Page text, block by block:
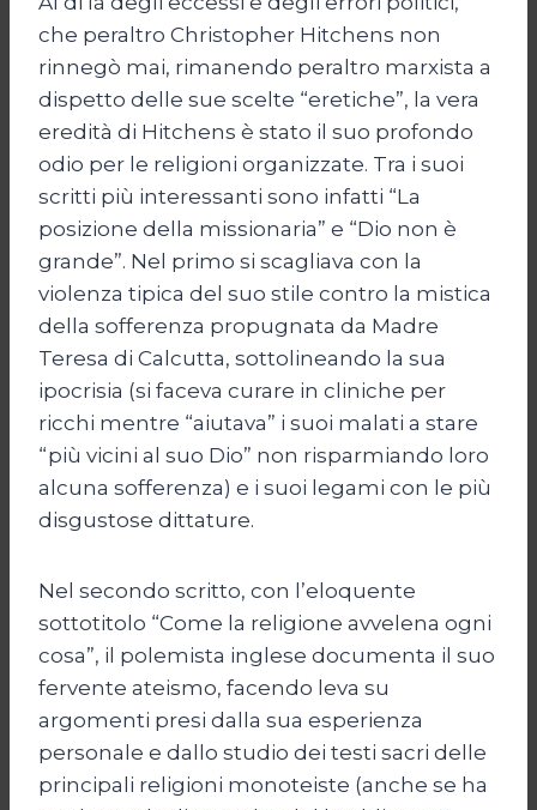
che peraltro Christopher Hitchens non
rinnegò mai, rimanendo peraltro marxista a
dispetto delle sue scelte “eretiche”, la vera
eredità di Hitchens è stato il suo profondo
odio per le religioni organizzate. Tra i suoi
scritti più interessanti sono infatti “La
posizione della missionaria” e “Dio non è
grande”. Nel primo si scagliava con la
violenza tipica del suo stile contro la mistica
della sofferenza propugnata da Madre
Teresa di Calcutta, sottolineando la sua
ipocrisia (si faceva curare in cliniche per
ricchi mentre “aiutava” i suoi malati a stare
“più vicini al suo Dio” non risparmiando loro
alcuna sofferenza) e i suoi legami con le più
disgustose dittature.
Nel secondo scritto, con l’eloquente
sottotitolo “Come la religione avvelena ogni
cosa”, il polemista inglese documenta il suo
fervente ateismo, facendo leva su
argomenti presi dalla sua esperienza
personale e dallo studio dei testi sacri delle
principali religioni monoteiste (anche se ha